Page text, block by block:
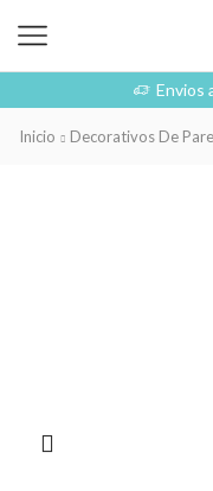
Envios
Inicio Decorativos De